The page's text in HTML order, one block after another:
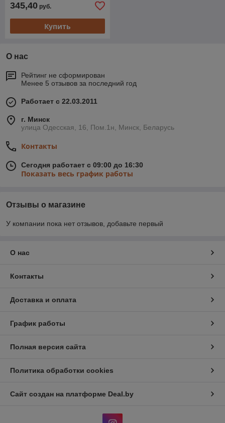
345,40 руб.
Купить
О нас
Рейтинг не сформирован
Менее 5 отзывов за последний год
Работает с 22.03.2011
г. Минск
улица Одесская, 16, Пом.1н, Минск, Беларусь
Контакты
Сегодня работает с 09:00 до 16:30
Показать весь график работы
Отзывы о магазине
У компании пока нет отзывов, добавьте первый
О нас
Контакты
Доставка и оплата
График работы
Полная версия сайта
Политика обработки cookies
Сайт создан на платформе Deal.by